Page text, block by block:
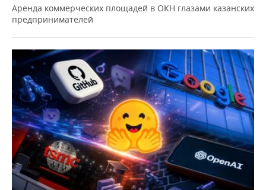
Аренда коммерческих площадей в ОКН глазами казанских
предпринимателей